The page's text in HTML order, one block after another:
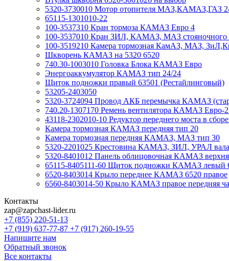
5320-3730010 Мотор отопителя МАЗ,КАМАЗ,ГАЗ
65115-1301010-22
100-3537310 Кран тормоза КАМАЗ Евро 4
100-3537010 Кран ЗИЛ, КАМАЗ, МАЗ стояночного
100-3519210 Камера тормозная КамАЗ, МАЗ,
Шкворень КАМАЗ на 5320 6520
740.30-1003010 Головка Блока КАМАЗ Евро
Энергоаккумулятор КАМАЗ тип 24/24
Щиток подножки правый 63501 (Рестайлинговый)
53205-2403050
5320-3724094 Провод АКБ перемычка КАМАЗ
740.20-1307170 Ремень вентилятора КАМАЗ Евро-
43118-2302010-10 Редуктор переднего моста в
Камера тормозная КАМАЗ передняя тип 20
Камера тормозная передняя КАМАЗ, МАЗ тип 30
5320-2201025 Крестовина КАМАЗ, ЗИЛ, УРАЛ вала
5320-8401012 Панель облицовочная КАМАЗ
65115-8405111-60 Щиток подножки КАМАЗ левый
6520-8403014 Крыло переднее КАМАЗ 6520 правое
6560-8403014-50 Крыло КАМАЗ правое передняя
Контакты
zap@zapchast-lider.ru
+7 (855) 220-51-13
+7 (919) 637-77-87 +7 (917) 260-19-55
Напишите нам
Обратный звонок
Все контакты